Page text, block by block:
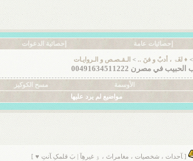
إحصائيات عامة إحصائية الدعوات
> ♦ لغَۃ ، أدبٌ و فنَ .. > الـقـصـص و الـروايـات
في مصرن 00491634511222
الأوسمة مسح الكوكيز
مواضيع لم يرد عليها
[ ﺂحداث ، شخصيات ، مغامراتَ ، ۊ غيرهِآ | بَ قلمکِ ﺂنتِ ♥ ]